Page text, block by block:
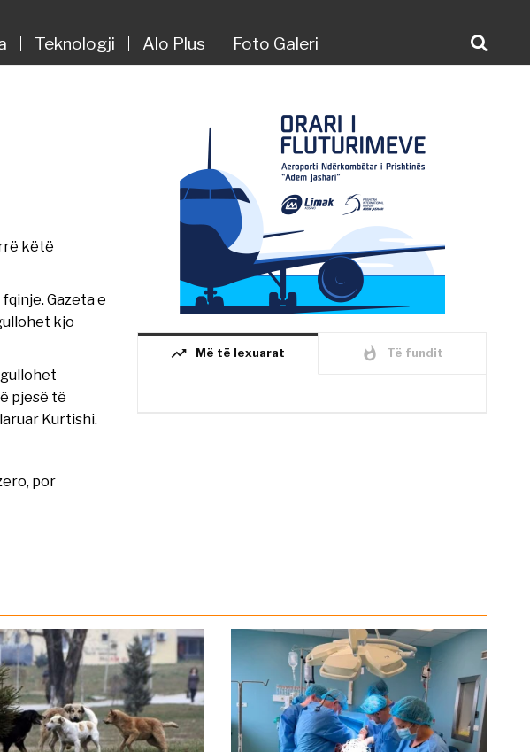
Teknologji Alo Plus Foto Galeri
këtë
Gazeta e
kjo
pjesë të
Kurtishi.
por
trending_up Më të lexuarat whatshot Të fundit